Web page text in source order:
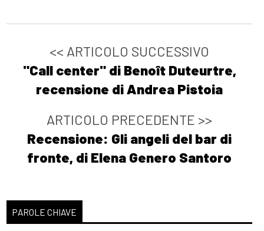
<< ARTICOLO SUCCESSIVO
"Call center" di Benoît Duteurtre,
recensione di Andrea Pistoia
ARTICOLO PRECEDENTE >>
Recensione: Gli angeli del bar di
fronte, di Elena Genero Santoro
PAROLE CHIAVE